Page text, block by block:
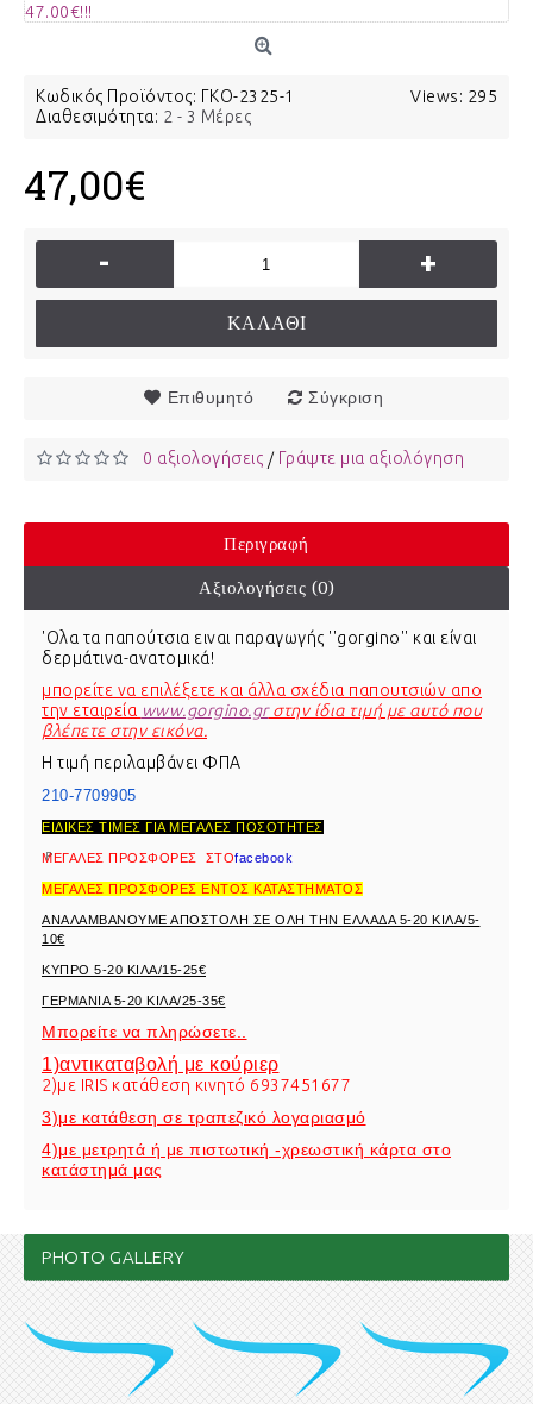
Views: 295
Κωδικός Προϊόντος: ΓΚΟ-2325-1
Διαθεσιμότητα: 2 - 3 Μέρες
47,00€
- +
ΚΑΛΆΘΙ
Επιθυμητό Σύγκριση
0 αξιολογήσεις / Γράψτε μια αξιολόγηση
Περιγραφή
Αξιολογήσεις (0)
'Ολα τα παπούτσια ειναι παραγωγής ''gorgino'' και είναι
δερμάτινα-ανατομικά!
μπορείτε να επιλέξετε και άλλα σχέδια παπουτσιών απο
την εταιρεία www.gorgino.grστην ίδια τιμή με αυτό που
βλέπετε στην εικόνα.
Η τιμή περιλαμβάνει ΦΠΑ
210-7709905
ΕΙΔΙΚΕΣ ΤΙΜΕΣ ΓΙΑ ΜΕΓΑΛΕΣ ΠΟΣΟΤΗΤΕΣ
ΜΕΓΑΛΕΣ ΠΡΟΣΦΟΡΕΣ ΣΤΟfacebook
ΜΕΓΑΛΕΣ ΠΡΟΣΦΟΡΕΣ ΕΝΤΟΣ ΚΑΤΑΣΤΗΜΑΤΟΣ
ANAΛΑΜΒΑΝΟΥΜΕ ΑΠΟΣΤΟΛΗ ΣΕ ΟΛΗ ΤΗΝ ΕΛΛΑΔΑ 5-20 ΚΙΛΑ/5-
10€
ΚΥΠΡΟ 5-20 ΚΙΛΑ/15-25€
ΓΕΡΜΑΝΙΑ 5-20 ΚΙΛΑ/25-35€
Mπορείτε να πληρώσετε..
1)αντικαταβολή με κούριερ
2)με IRIS κατάθεση κινητό 6937451677
3)με κατάθεση σε τραπεζικό λογαριασμό
4)με μετρητά ή με πιστωτική -χρεωστική κάρτα στο
κατάστημά μας
PHOTO GALLERY